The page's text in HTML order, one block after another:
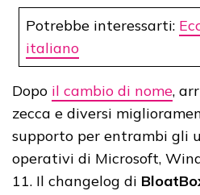
Potrebbe interessarti:
italiano
Dopo il cambio di nome,
zecca e diversi
supporto per entrambi gli
operativi di Microsoft,
11. Il changelog di